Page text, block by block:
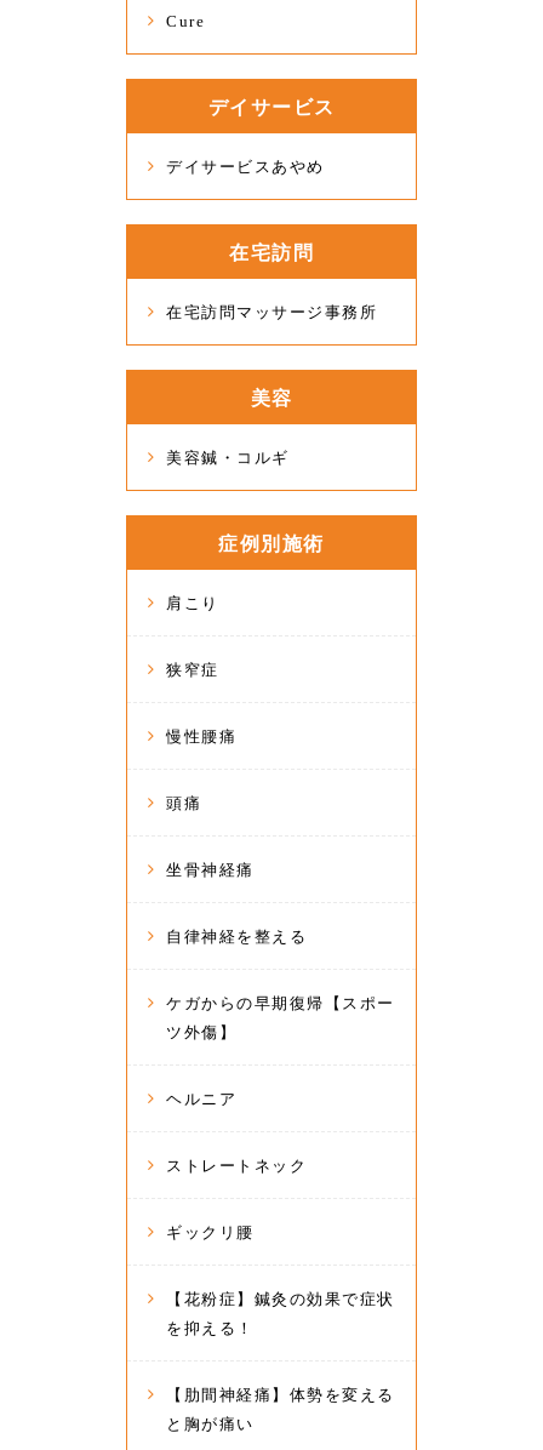
Cure
デイサービス
デイサービスあやめ
在宅訪問
在宅訪問マッサージ事務所
美容
美容鍼・コルギ
症例別施術
肩こり
狭窄症
慢性腰痛
頭痛
坐骨神経痛
自律神経を整える
ケガからの早期復帰【スポー
ツ外傷】
ヘルニア
ストレートネック
ギックリ腰
【花粉症】鍼灸の効果で症状
を抑える！
【肋間神経痛】体勢を変える
と胸が痛い